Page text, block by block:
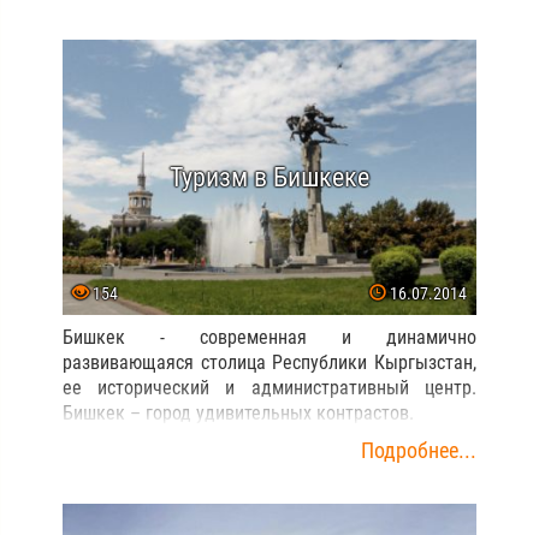
Туризм в Бишкеке
154 16.07.2014
Бишкек - современная и динамично
развивающаяся столица Республики Кыргызстан,
ее исторический и административный центр.
Бишкек – город удивительных контрастов.
Подробнее...